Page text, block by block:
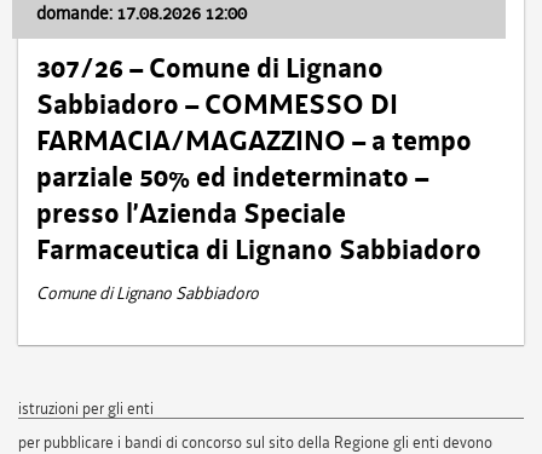
domande: 17.08.2026 12:00
307/26 – Comune di Lignano
Sabbiadoro – COMMESSO DI
FARMACIA/MAGAZZINO – a tempo
parziale 50% ed indeterminato –
presso l’Azienda Speciale
Farmaceutica di Lignano Sabbiadoro
Comune di Lignano Sabbiadoro
istruzioni per gli enti
per pubblicare i bandi di concorso sul sito della Regione gli enti devono